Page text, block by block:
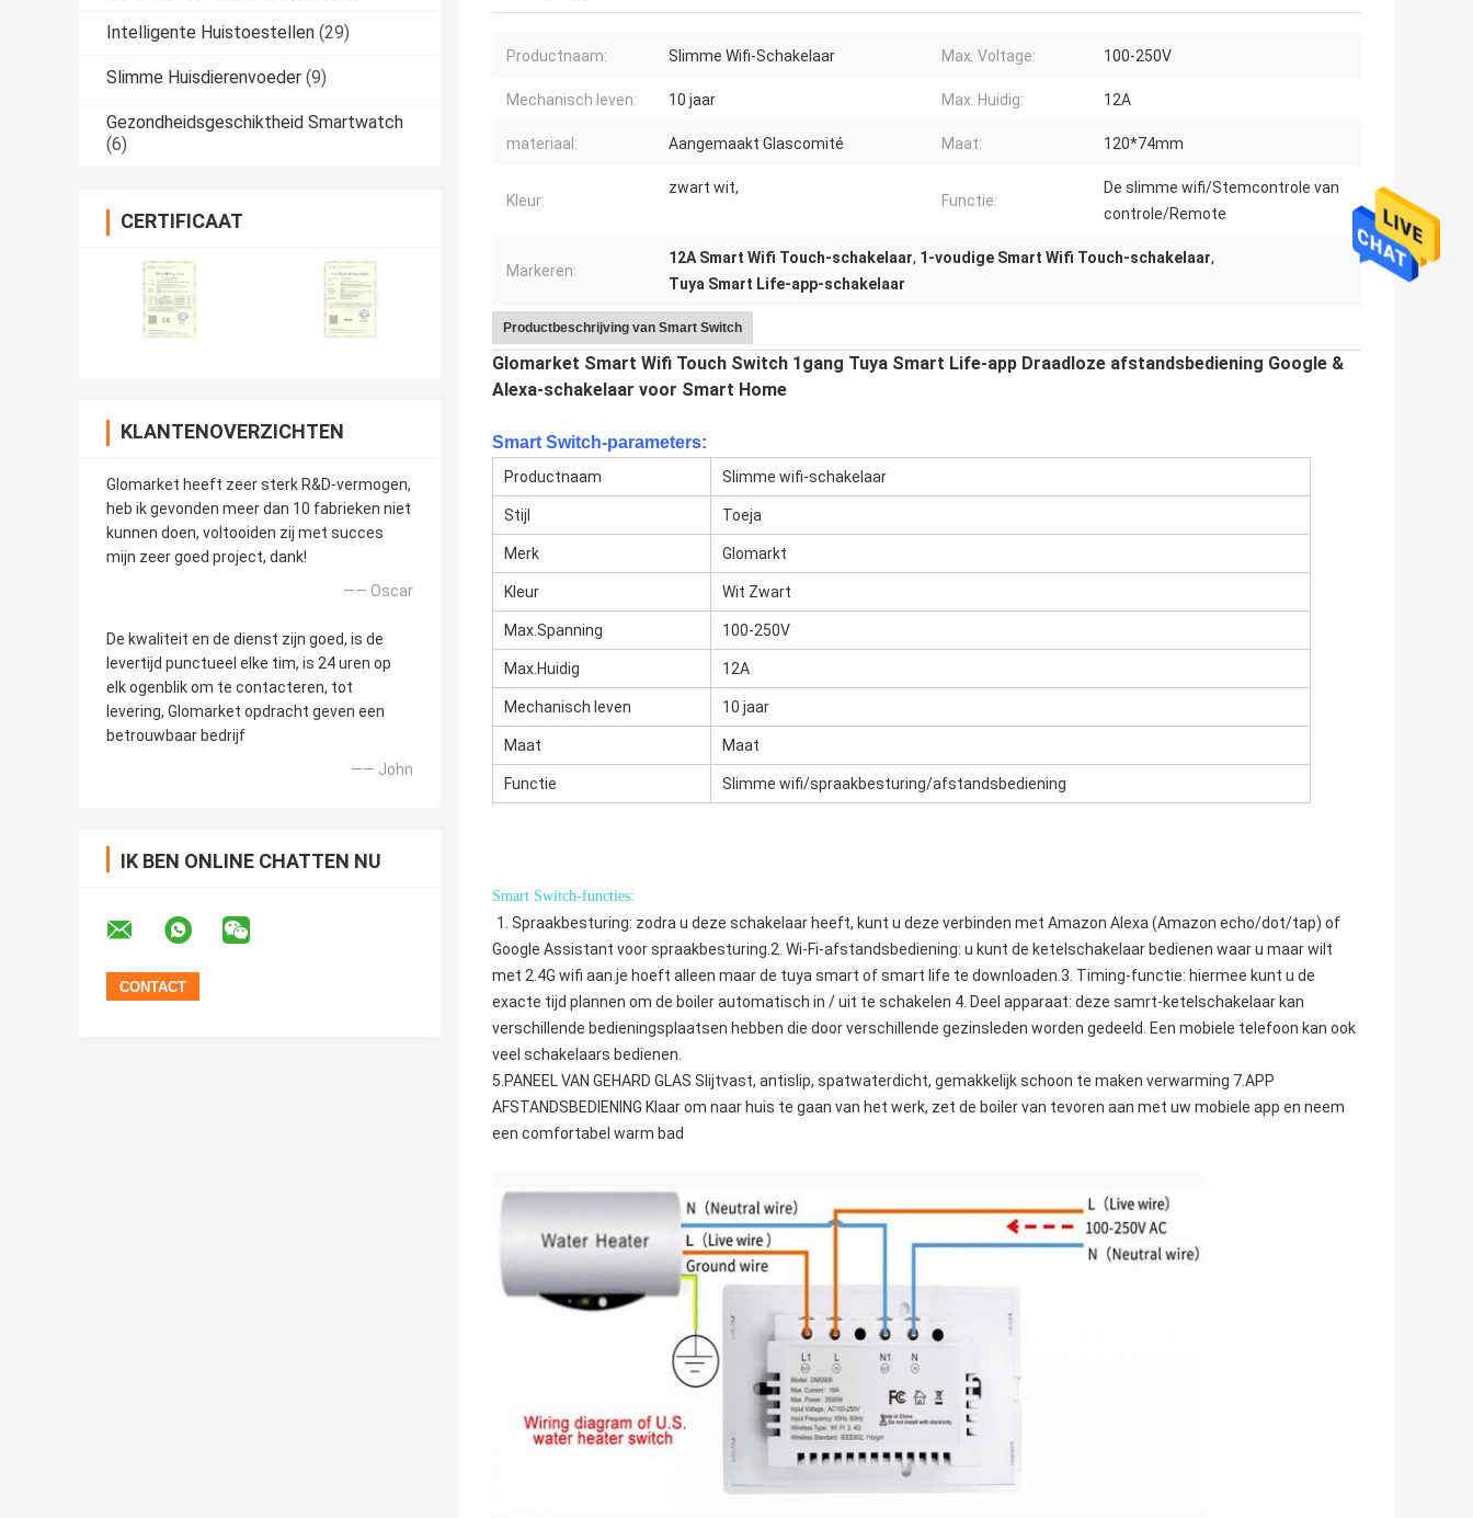
Intelligente Huistoestellen (29)
Slimme Huisdierenvoeder (9)
Gezondheidsgeschiktheid Smartwatch
(6)
CERTIFICAAT
KLANTENOVERZICHTEN
Glomarket heeft zeer sterk R&D-vermogen,
heb ik gevonden meer dan 10 fabrieken niet
kunnen doen, voltooiden zij met succes
mijn zeer goed project, dank!
—— Oscar
De kwaliteit en de dienst zijn goed, is de
levertijd punctueel elke tim, is 24 uren op
elk ogenblik om te contacteren, tot
levering, Glomarket opdracht geven een
betrouwbaar bedrijf
—— John
IK BEN ONLINE CHATTEN NU
Productnaam: Slimme Wifi-Schakelaar Max. Voltage: 100-250V
Mechanisch leven: 10 jaar Max. Huidig: 12A
materiaal: Aangemaakt Glascomité Maat: 120*74mm
Kleur:
zwart wit,
Functie:
De slimme wifi/Stemcontrole van
controle/Remote
Markeren:
12A Smart Wifi Touch-schakelaar, 1-voudige Smart Wifi Touch-schakelaar,
Tuya Smart Life-app-schakelaar
Productbeschrijving van Smart Switch
Glomarket Smart Wifi Touch Switch 1gang Tuya Smart Life-app Draadloze afstandsbediening Google &
Alexa-schakelaar voor Smart Home
Smart Switch-parameters:
Productnaam Slimme wifi-schakelaar
Stijl Toeja
Merk Glomarkt
Kleur Wit Zwart
Max.Spanning 100-250V
Max.Huidig 12A
Mechanisch leven 10 jaar
Maat Maat
Functie Slimme wifi/spraakbesturing/afstandsbediening
Smart Switch-functies:
1. Spraakbesturing: zodra u deze schakelaar heeft, kunt u deze verbinden met Amazon Alexa (Amazon echo/dot/tap) of
Google Assistant voor spraakbesturing.2. Wi-Fi-afstandsbediening: u kunt de ketelschakelaar bedienen waar u maar wilt
met 2.4G wifi aan.je hoeft alleen maar de tuya smart of smart life te downloaden.3. Timing-functie: hiermee kunt u de
exacte tijd plannen om de boiler automatisch in / uit te schakelen 4. Deel apparaat: deze samrt-ketelschakelaar kan
verschillende bedieningsplaatsen hebben die door verschillende gezinsleden worden gedeeld. Een mobiele telefoon kan ook
veel schakelaars bedienen.
5.PANEEL VAN GEHARD GLAS Slijtvast, antislip, spatwaterdicht, gemakkelijk schoon te maken verwarming 7.APP
AFSTANDSBEDIENING Klaar om naar huis te gaan van het werk, zet de boiler van tevoren aan met uw mobiele app en neem
een ​​comfortabel warm bad